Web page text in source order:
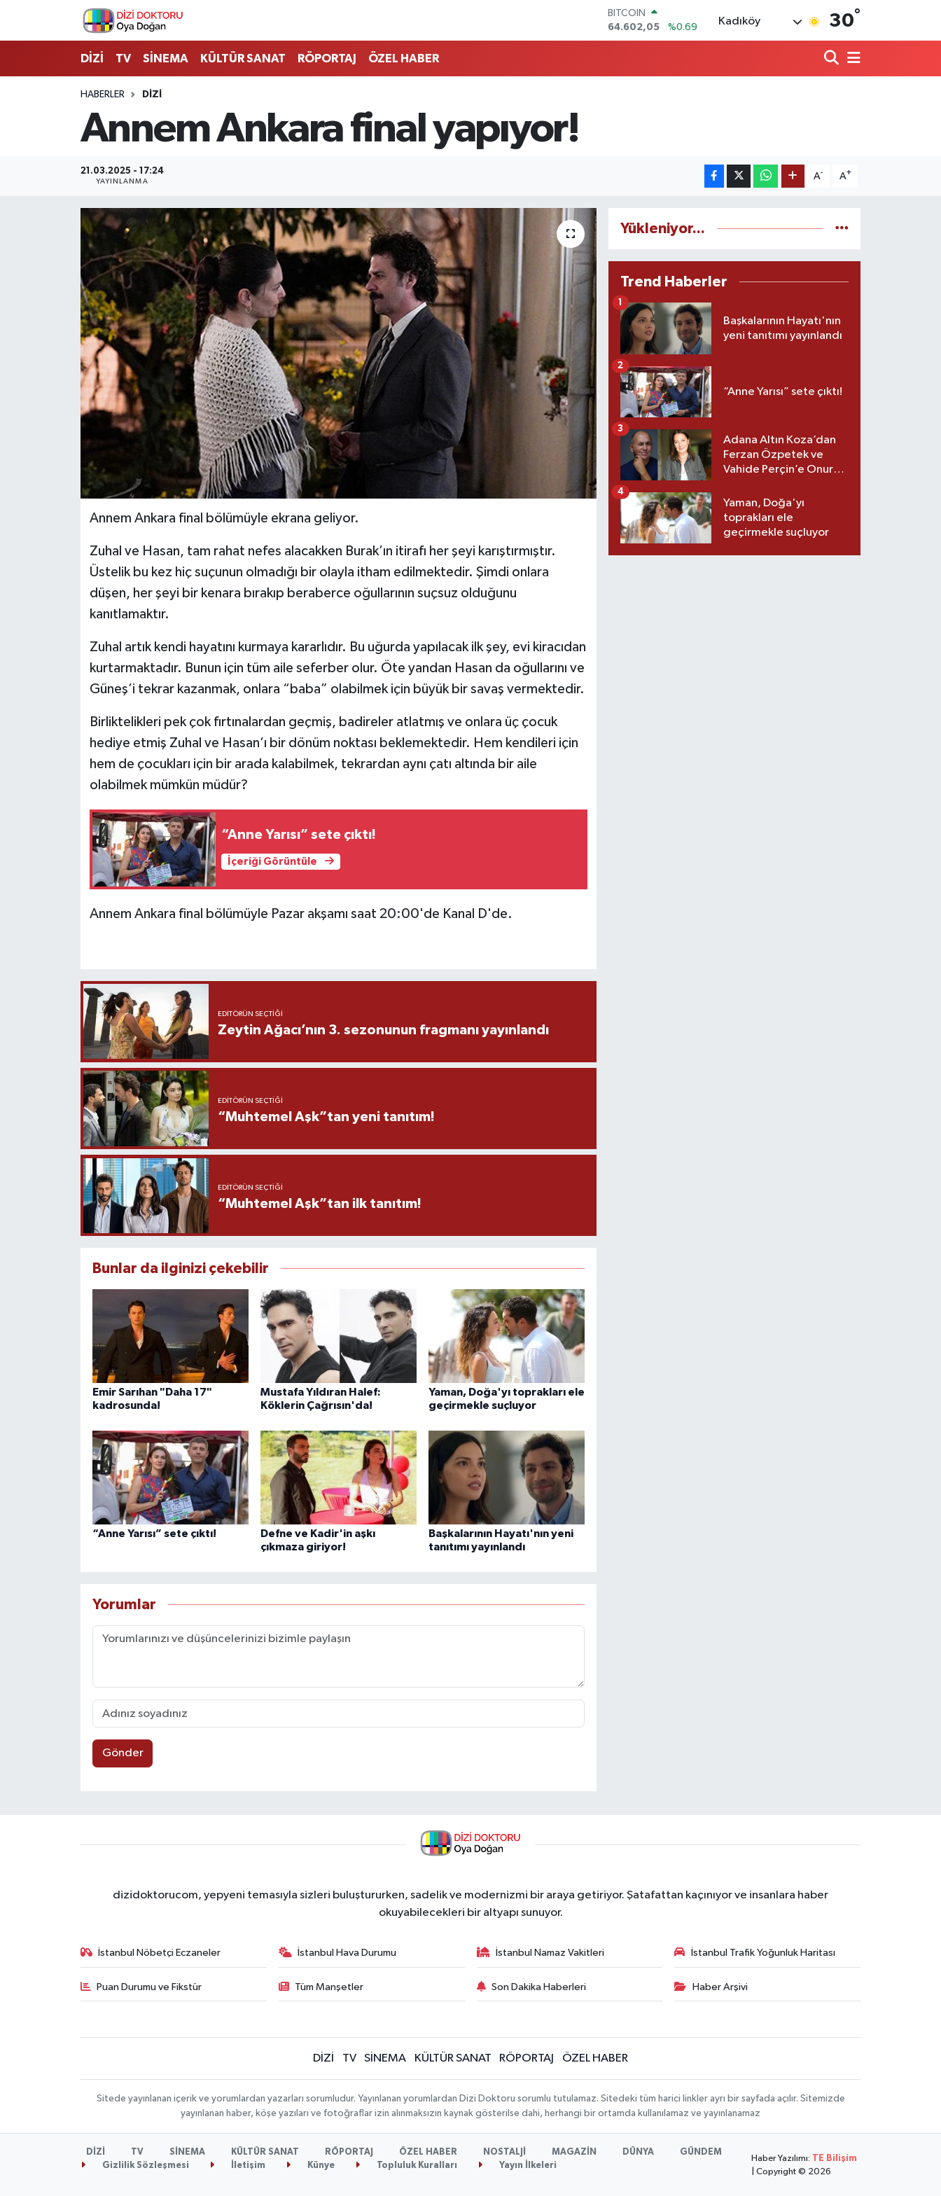
BITCOIN
64.602,05
%0.69
55,0700
%0.1
Kadıköy 30°
DİZİ TV SİNEMA KÜLTÜR SANAT RÖPORTAJ ÖZEL HABER
HABERLER DİZİ
Annem Ankara final yapıyor!
21.03.2025 - 17:24
YAYINLANMA
A- A+
Annem Ankara final bölümüyle ekrana geliyor.
Zuhal ve Hasan, tam rahat nefes alacakken Burak’ın itirafı her şeyi karıştırmıştır.
Üstelik bu kez hiç suçunun olmadığı bir olayla itham edilmektedir. Şimdi onlara
düşen, her şeyi bir kenara bırakıp beraberce oğullarının suçsuz olduğunu
kanıtlamaktır.
Zuhal artık kendi hayatını kurmaya kararlıdır. Bu uğurda yapılacak ilk şey, evi kiracıdan
kurtarmaktadır. Bunun için tüm aile seferber olur. Öte yandan Hasan da oğullarını ve
Güneş’i tekrar kazanmak, onlara “baba” olabilmek için büyük bir savaş vermektedir.
Birliktelikleri pek çok fırtınalardan geçmiş, badireler atlatmış ve onlara üç çocuk
hediye etmiş Zuhal ve Hasan’ı bir dönüm noktası beklemektedir. Hem kendileri için
hem de çocukları için bir arada kalabilmek, tekrardan aynı çatı altında bir aile
olabilmek mümkün müdür?
“Anne Yarısı” sete çıktı!
İçeriği Görüntüle
Annem Ankara final bölümüyle Pazar akşamı saat 20:00'de Kanal D'de.
EDITÖRÜN SEÇTIĞI
Zeytin Ağacı’nın 3. sezonunun fragmanı yayınlandı
EDITÖRÜN SEÇTIĞI
“Muhtemel Aşk”tan yeni tanıtım!
EDITÖRÜN SEÇTIĞI
“Muhtemel Aşk”tan ilk tanıtım!
Bunlar da ilginizi çekebilir
Emir Sarıhan "Daha 17"
kadrosunda!
Mustafa Yıldıran Halef:
Köklerin Çağrısın'da!
Yaman, Doğa'yı toprakları ele
geçirmekle suçluyor
“Anne Yarısı” sete çıktı!
Defne ve Kadir'in aşkı
çıkmaza giriyor!
Başkalarının Hayatı'nın yeni
tanıtımı yayınlandı
Yorumlar
Gönder
Yükleniyor...
Trend Haberler
Başkalarının Hayatı'nın
yeni tanıtımı yayınlandı
1
“Anne Yarısı” sete çıktı!
2
Adana Altın Koza’dan
Ferzan Özpetek ve
Vahide Perçin’e Onur
3
Yaman, Doğa'yı
toprakları ele
geçirmekle suçluyor
4
dizidoktorucom, yepyeni temasıyla sizleri buluştururken, sadelik ve modernizmi bir araya getiriyor. Şatafattan kaçınıyor ve insanlara haber
okuyabilecekleri bir altyapı sunuyor.
İstanbul Nöbetçi Eczaneler İstanbul Hava Durumu İstanbul Namaz Vakitleri İstanbul Trafik Yoğunluk Haritası
Puan Durumu ve Fikstür Tüm Manşetler Son Dakika Haberleri Haber Arşivi
DİZİ TV SİNEMA KÜLTÜR SANAT RÖPORTAJ ÖZEL HABER
Sitede yayınlanan içerik ve yorumlardan yazarları sorumludur. Yayınlanan yorumlardan Dizi Doktoru sorumlu tutulamaz. Sitedeki tüm harici linkler ayrı bir sayfada açılır. Sitemizde
yayınlanan haber, köşe yazıları ve fotoğraflar izin alınmaksızın kaynak gösterilse dahi, herhangi bir ortamda kullanılamaz ve yayınlanamaz
DİZİ TV SİNEMA KÜLTÜR SANAT RÖPORTAJ ÖZEL HABER NOSTALJİ MAGAZİN DÜNYA
GÜNDEM
Gizlilik Sözleşmesi
İletişim Künye Topluluk Kuralları Yayın İlkeleri
Haber Yazılımı: TE Bilişim
| Copyright © 2026
İstanbul Nöbetçi Eczaneler
İstanbul Hava Durumu
İstanbul Namaz Vakitleri
Tüm Manşetler
Son Dakika Haberleri
Haber Arşivi